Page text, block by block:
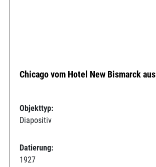
Chicago vom Hotel New Bismarck aus
Objekttyp:
Diapositiv
Datierung:
1927